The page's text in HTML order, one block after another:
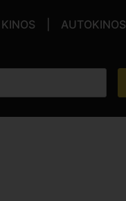
KINOS AUTOKINOS